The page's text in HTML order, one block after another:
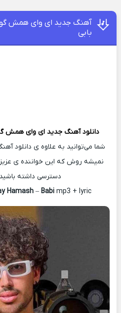
آهنگ جدید ای وای همش
بابی
دانلود آهنگ جدید ای وای همش
شما می‌توانید به علاوه ی دانلود
نمیشه روش که این خواننده ی
دسترسی داشته باشید
Hamash– Babimp3 + lyric